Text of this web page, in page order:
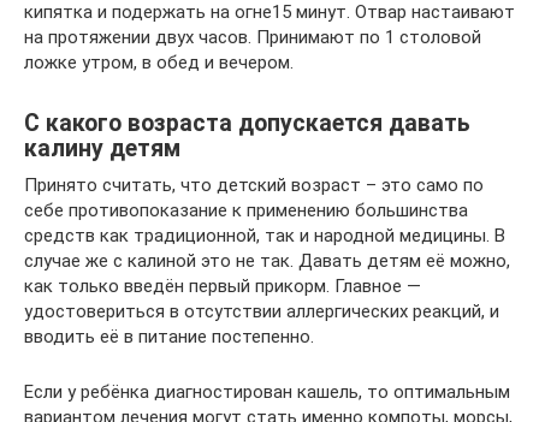
кипятка и подержать на огне15 минут. Отвар настаивают
на протяжении двух часов. Принимают по 1 столовой
ложке утром, в обед и вечером.
С какого возраста допускается давать
калину детям
Принято считать, что детский возраст – это само по
себе противопоказание к применению большинства
средств как традиционной, так и народной медицины. В
случае же с калиной это не так. Давать детям её можно,
как только введён первый прикорм. Главное —
удостовериться в отсутствии аллергических реакций, и
вводить её в питание постепенно.
Если у ребёнка диагностирован кашель, то оптимальным
вариантом лечения могут стать именно компоты, морсы,